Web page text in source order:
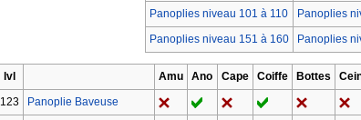
Panoplies niveau 101 à 110
Panoplies
Panoplies niveau 151 à 160
Panoplies
lvl Amu Ano Cape Coiffe Bottes
123
Panoplie Baveuse